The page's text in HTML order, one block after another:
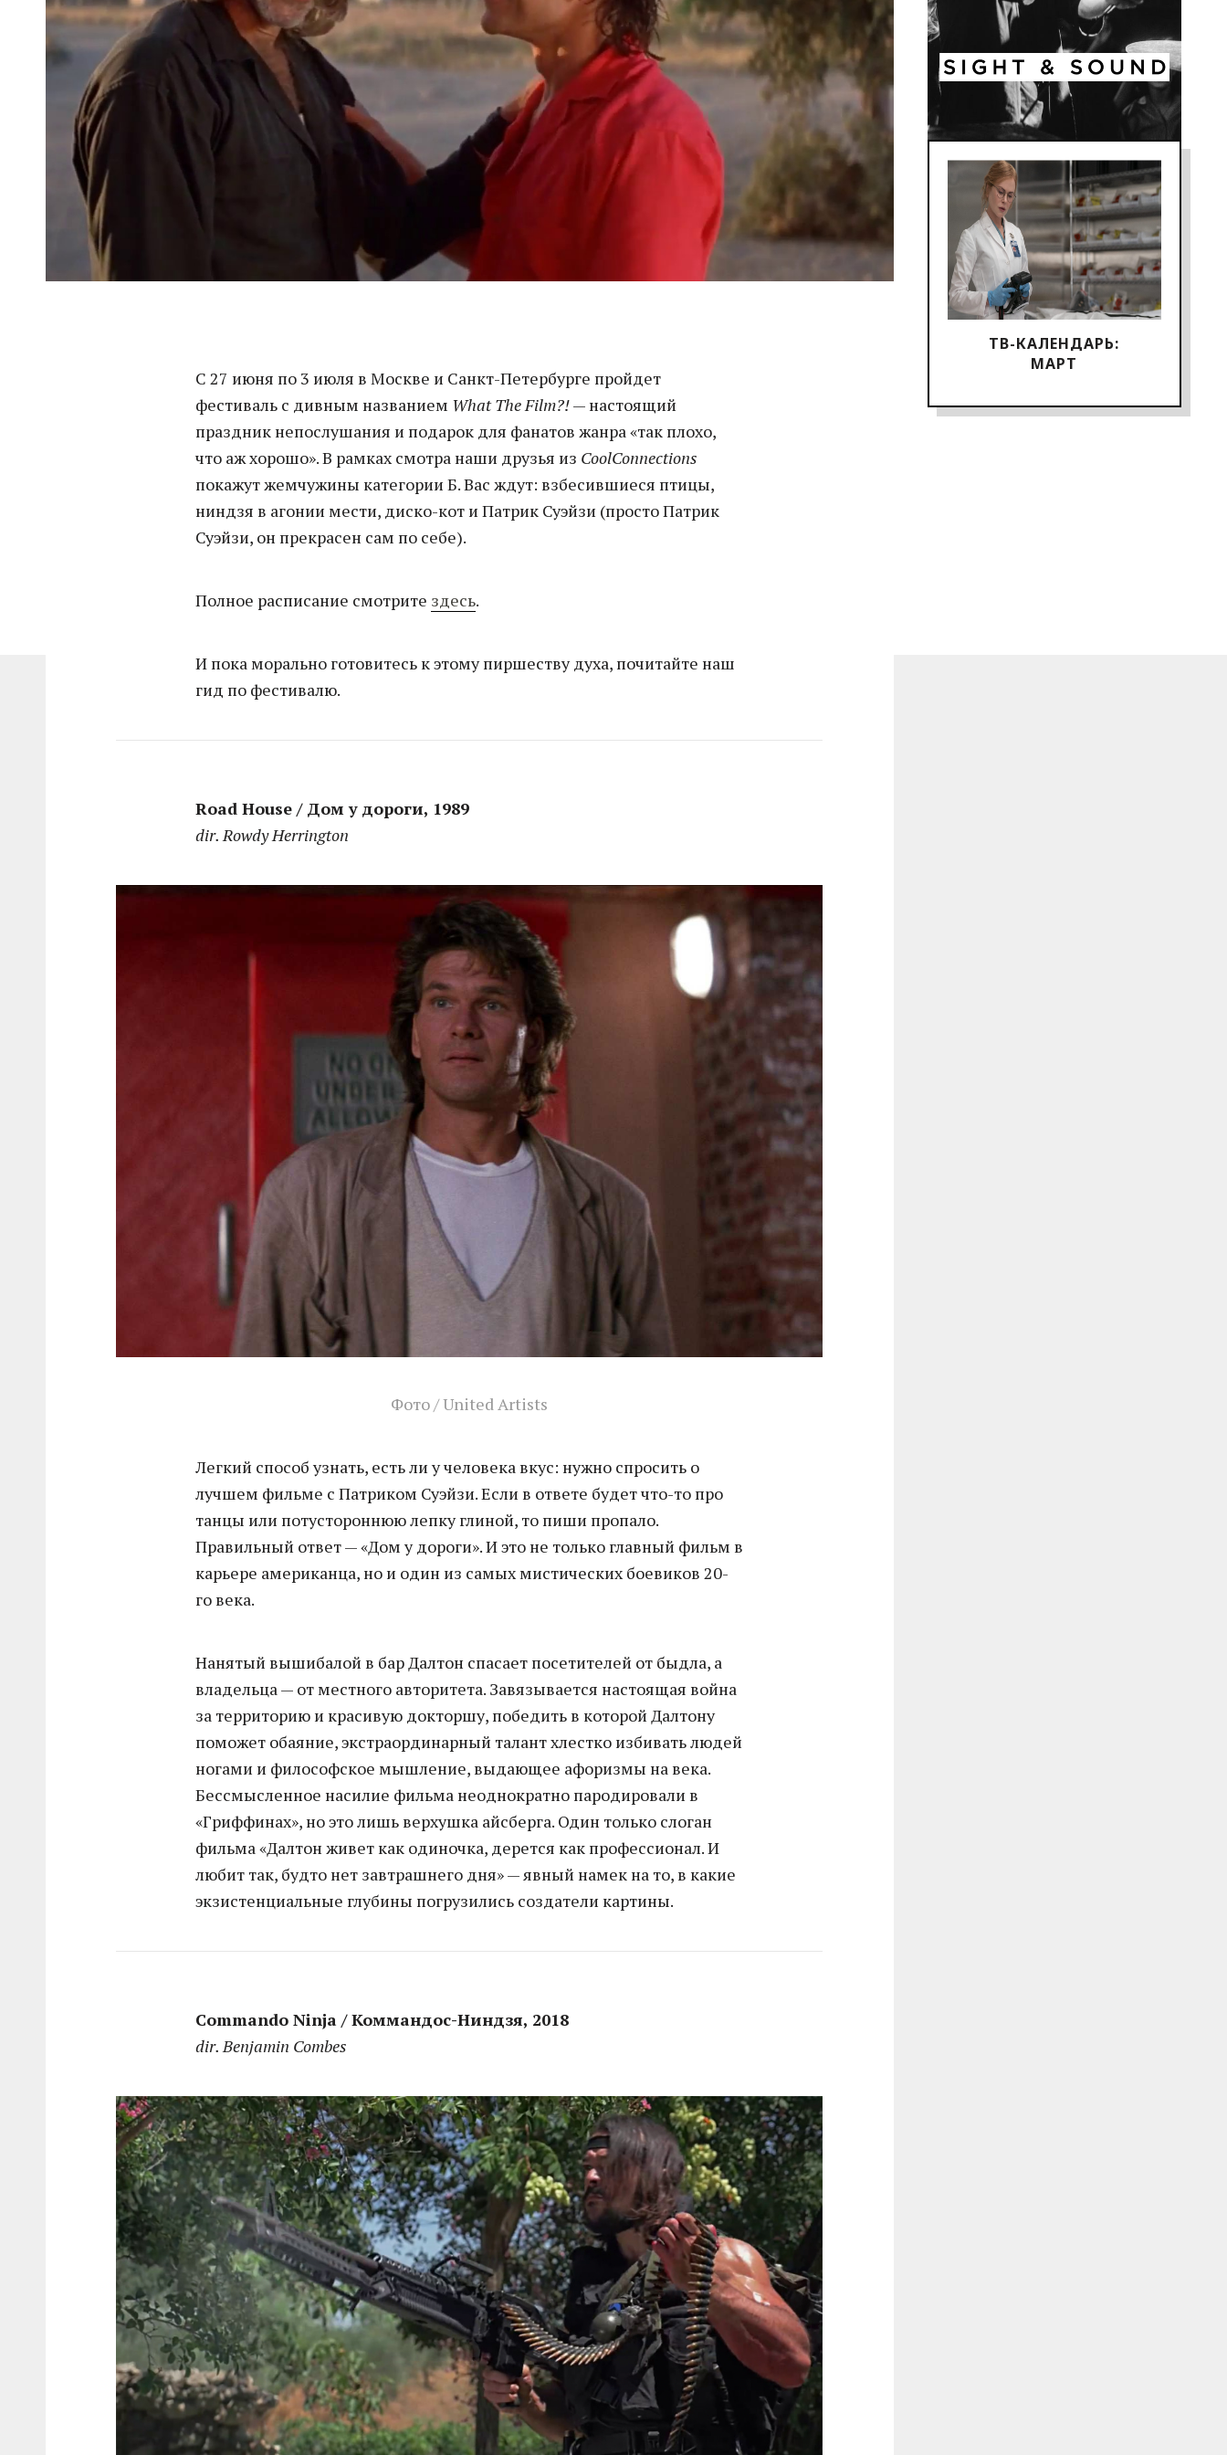
ТВ-КАЛЕНДАРЬ:
МАРТ
С 27 июня по 3 июля в Москве и Санкт-Петербурге пройдет
фестиваль с дивным названием What The Film?!— настоящий
праздник непослушания и подарок для фанатов жанра «так плохо,
что аж хорошо». В рамках смотра наши друзья из СoolConnections
покажут жемчужины категории Б. Вас ждут: взбесившиеся птицы,
ниндзя в агонии мести, диско-кот и Патрик Суэйзи (просто Патрик
Суэйзи, он прекрасен сам по себе).
Полное расписание смотрите здесь.
И пока морально готовитесь к этому пиршеству духа, почитайте наш
гид по фестивалю.
Road House / Дом у дороги, 1989
dir. Rowdy Herrington
Фото / United Artists
Легкий способ узнать, есть ли у человека вкус: нужно спросить о
лучшем фильме с Патриком Суэйзи. Если в ответе будет что-то про
танцы или потустороннюю лепку глиной, то пиши пропало.
Правильный ответ — «Дом у дороги». И это не только главный фильм в
карьере американца, но и один из самых мистических боевиков 20-
го века.
Нанятый вышибалой в бар Далтон спасает посетителей от быдла, а
владельца — от местного авторитета. Завязывается настоящая война
за территорию и красивую докторшу, победить в которой Далтону
поможет обаяние, экстраординарный талант хлестко избивать людей
ногами и философское мышление, выдающее афоризмы на века.
Бессмысленное насилие фильма неоднократно пародировали в
«Гриффинах», но это лишь верхушка айсберга. Один только слоган
фильма «Далтон живет как одиночка, дерется как профессионал. И
любит так, будто нет завтрашнего дня» — явный намек на то, в какие
экзистенциальные глубины погрузились создатели картины.
Commando Ninja / Коммандос-Ниндзя, 2018
dir. Benjamin Combes